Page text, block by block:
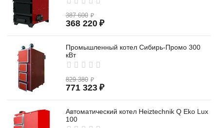
387 600 ₽
368 220 ₽
Промышленный котел Сибирь-Промо 300
кВт
829 380 ₽
771 323 ₽
Автоматический котел Heiztechnik Q Eko Lux
100